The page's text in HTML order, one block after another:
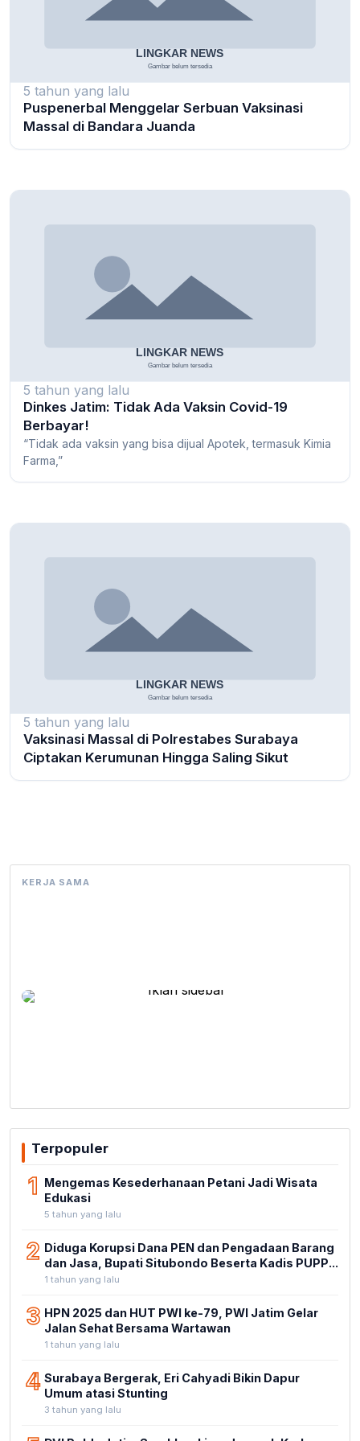
5 tahun yang lalu
Puspenerbal Menggelar Serbuan Vaksinasi
Massal di Bandara Juanda
5 tahun yang lalu
Dinkes Jatim: Tidak Ada Vaksin Covid-19
Berbayar!
“Tidak ada vaksin yang bisa dijual Apotek, termasuk Kimia
Farma,”
5 tahun yang lalu
Vaksinasi Massal di Polrestabes Surabaya
Ciptakan Kerumunan Hingga Saling Sikut
KERJA SAMA
Terpopuler
1 Mengemas Kesederhanaan Petani Jadi Wisata
Edukasi
5 tahun yang lalu
2 Diduga Korupsi Dana PEN dan Pengadaan Barang
dan Jasa, Bupati Situbondo Beserta Kadis PUPP...
1 tahun yang lalu
3 HPN 2025 dan HUT PWI ke-79, PWI Jatim Gelar
Jalan Sehat Bersama Wartawan
1 tahun yang lalu
4 Surabaya Bergerak, Eri Cahyadi Bikin Dapur
Umum atasi Stunting
3 tahun yang lalu